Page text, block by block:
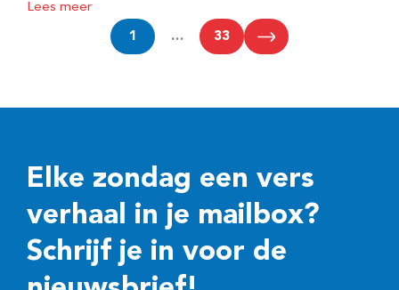
Lees meer
1 … 33
Elke zondag een vers
verhaal in je mailbox?
Schrijf je in voor de